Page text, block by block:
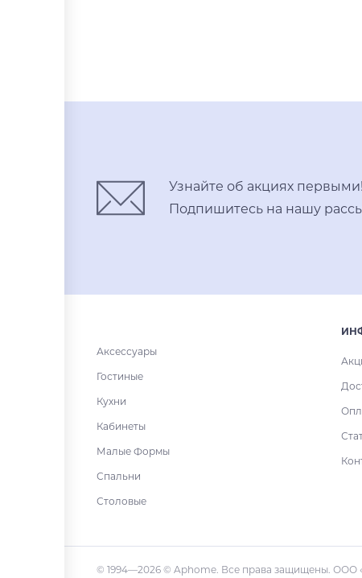
Купить в один клик
Узнайте об акциях первыми!
Подпишитесь на нашу
Аксессуары
Гостиные
Кухни
Кабинеты
Малые Формы
Спальни
Столовые
© 1994—2026 © Aphome. Все права защищены. ООО